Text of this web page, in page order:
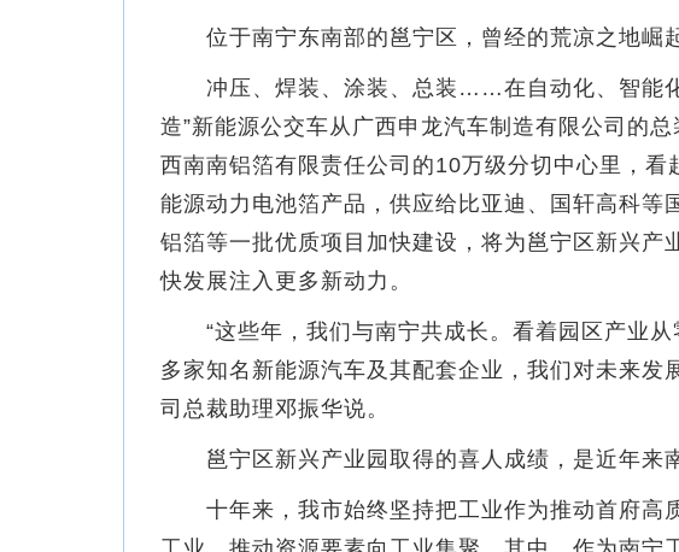
位于南宁东南部的邕宁区，曾经的荒凉之地崛
冲压、焊装、涂装、总装……在自动化、智能化
造”新能源公交车从广西申龙汽车制造有限公司的
西南南铝箔有限责任公司的10万级分切中心里，看
能源动力电池箔产品，供应给比亚迪、国轩高科等
铝箔等一批优质项目加快建设，将为邕宁区新兴产
快发展注入更多新动力。
“这些年，我们与南宁共成长。看着园区产业从
多家知名新能源汽车及其配套企业，我们对未来发
司总裁助理邓振华说。
邕宁区新兴产业园取得的喜人成绩，是近年来南
十年来，我市始终坚持把工业作为推动首府高